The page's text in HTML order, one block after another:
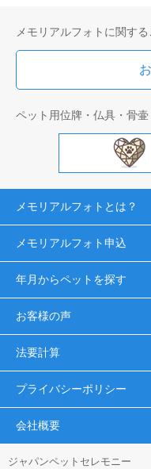
メモリアルフォトに関する
ペット用位牌・仏具・骨
メモリアルフォトとは？
メモリアルフォト申込
年月からペットを探す
お客様の声
法要計算
プライバシーポリシー
会社概要
ジャパンペットセレモニー